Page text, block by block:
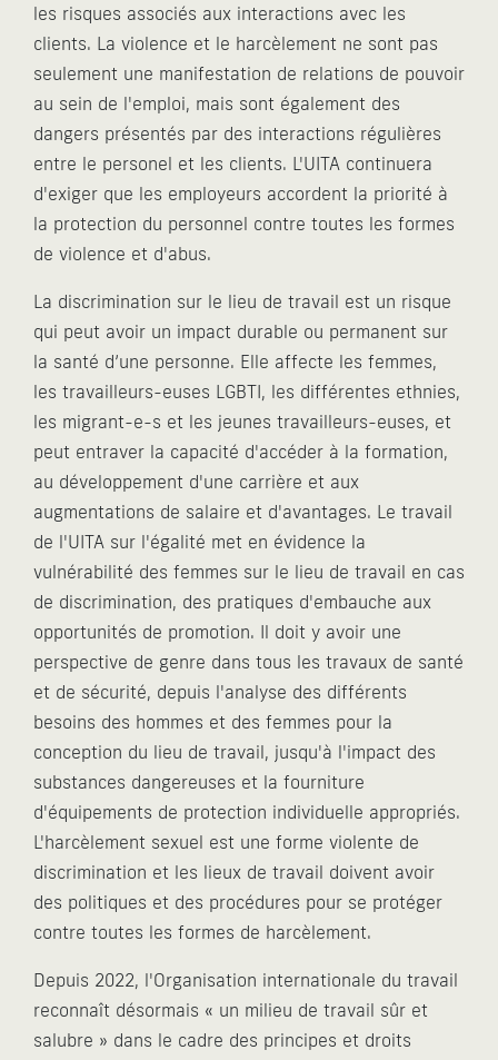
les risques associés aux interactions avec les
clients. La violence et le harcèlement ne sont pas
seulement une manifestation de relations de pouvoir
au sein de l'emploi, mais sont également des
dangers présentés par des interactions régulières
entre le personel et les clients. L'UITA continuera
d'exiger que les employeurs accordent la priorité à
la protection du personnel contre toutes les formes
de violence et d'abus.
La discrimination sur le lieu de travail est un risque
qui peut avoir un impact durable ou permanent sur
la santé d’une personne. Elle affecte les femmes,
les travailleurs-euses LGBTI, les différentes ethnies,
les migrant-e-s et les jeunes travailleurs-euses, et
peut entraver la capacité d'accéder à la formation,
au développement d'une carrière et aux
augmentations de salaire et d'avantages. Le travail
de l'UITA sur l'égalité met en évidence la
vulnérabilité des femmes sur le lieu de travail en cas
de discrimination, des pratiques d'embauche aux
opportunités de promotion. Il doit y avoir une
perspective de genre dans tous les travaux de santé
et de sécurité, depuis l'analyse des différents
besoins des hommes et des femmes pour la
conception du lieu de travail, jusqu'à l'impact des
substances dangereuses et la fourniture
d'équipements de protection individuelle appropriés.
L'harcèlement sexuel est une forme violente de
discrimination et les lieux de travail doivent avoir
des politiques et des procédures pour se protéger
contre toutes les formes de harcèlement.
Depuis 2022, l'Organisation internationale du travail
reconnaît désormais « un milieu de travail sûr et
salubre » dans le cadre des principes et droits